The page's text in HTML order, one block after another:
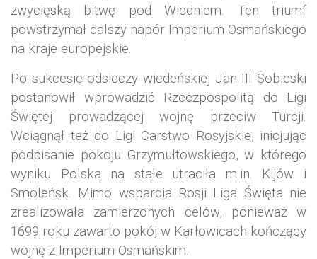
zwycięską bitwę pod Wiedniem. Ten triumf
powstrzymał dalszy napór Imperium Osmańskiego
na kraje europejskie.
Po sukcesie odsieczy wiedeńskiej Jan III Sobieski
postanowił wprowadzić Rzeczpospolitą do Ligi
Świętej prowadzącej wojnę przeciw Turcji.
Wciągnął też do Ligi Carstwo Rosyjskie, inicjując
podpisanie pokoju Grzymułtowskiego, w którego
wyniku Polska na stałe utraciła m.in. Kijów i
Smoleńsk. Mimo wsparcia Rosji Liga Święta nie
zrealizowała zamierzonych celów, ponieważ w
1699 roku zawarto pokój w Karłowicach kończący
wojnę z Imperium Osmańskim.